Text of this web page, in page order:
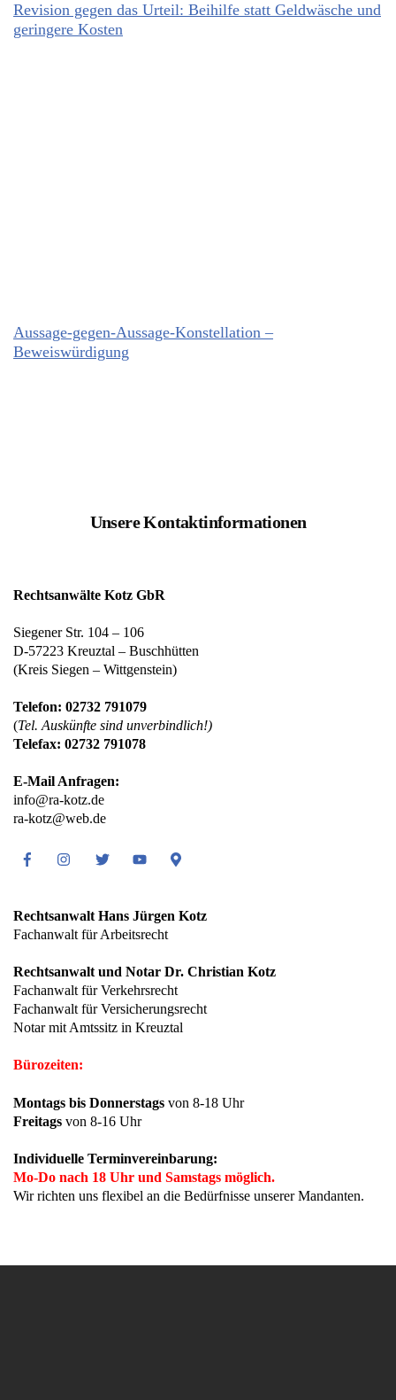
Revision gegen das Urteil: Beihilfe statt Geldwäsche und
geringere Kosten
Aussage-gegen-Aussage-Konstellation –
Beweiswürdigung
Unsere Kontaktinformationen
Rechtsanwälte Kotz GbR
Siegener Str. 104 – 106
D-57223 Kreuztal – Buschhütten
(Kreis Siegen – Wittgenstein)
Telefon: 02732 791079
(Tel. Auskünfte sind unverbindlich!)
Telefax: 02732 791078
E-Mail Anfragen:
info@ra-kotz.de
ra-kotz@web.de
FacebookInstagramTwitter Youtube Google
Rechtsanwalt Hans Jürgen Kotz
Fachanwalt für Arbeitsrecht
Rechtsanwalt und Notar Dr. Christian Kotz
Fachanwalt für Verkehrsrecht
Fachanwalt für Versicherungsrecht
Notar mit Amtssitz in Kreuztal
Bürozeiten:
Montags bis Donnerstags von 8-18 Uhr
Freitags von 8-16 Uhr
Individuelle Terminvereinbarung:
Mo-Do nach 18 Uhr und Samstags möglich.
Wir richten uns flexibel an die Bedürfnisse unserer Mandanten.